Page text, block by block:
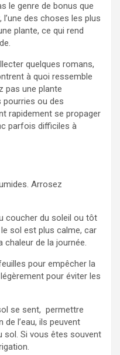
le genre de bonus que
des choses les plus
plante, ce qui rend
quelques romans,
à quoi ressemble
pas une plante
pourries ou des
rapidement se propager
parfois difficiles à
Arrosez
coucher du soleil ou tôt
sol est plus calme, car
de la journée.
pour empêcher la
pour éviter les
se sent, permettre
l’eau, ils peuvent
sol. Si vous êtes souvent